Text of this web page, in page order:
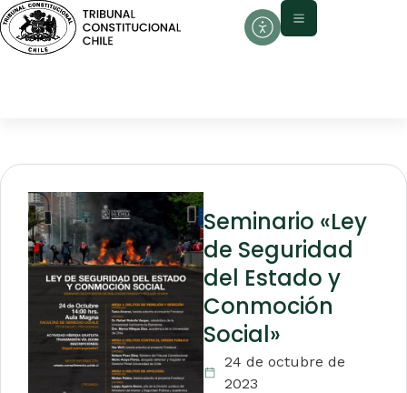
Seminario «Ley
de Seguridad
del Estado y
Conmoción
Social»
24 de octubre de
2023